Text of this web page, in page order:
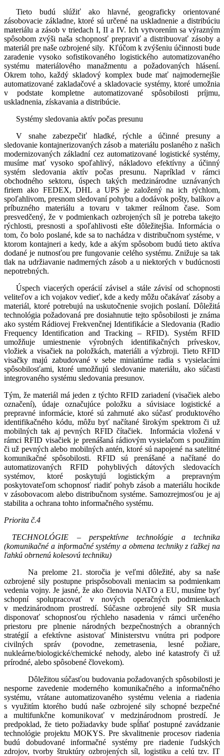
Tieto budú slúžiť ako hlavné, geograficky orientované
zásobovacie základne, ktoré sú určené na uskladnenie a distribúciu
materiálu a zásob v triedach I, II a IV. Ich vytvorením sa výrazným
spôsobom zvýši naša schopnosť prepraviť a distribuovať zásoby a
materiál pre naše ozbrojené sily. Kľúčom k zvýšeniu účinnosti bude
zaradenie vysoko sofistikovaného logistického automatizovaného
systému materiálového manažmentu a požadovaných hlásení.
Okrem toho, každý skladový komplex bude mať najmodernejšie
automatizované zakladačové a skladovacie systémy, ktoré umožnia
v podstate kompletne automatizované spôsobilosti príjmu,
uskladnenia, získavania a distribúcie.
Systémy sledovania aktív počas presunu
V snahe zabezpečiť hladké, rýchle a účinné presuny a
sledovanie kontajnerizovaných zásob a materiálu poslaného z našich
modernizovaných základní cez automatizované logistické systémy,
musíme mať vysoko spoľahlivý, nákladovo efektívny a účinný
systém sledovania aktív počas presunu. Napríklad v rámci
obchodného sektoru, úspech takých medzinárodne uznávaných
firiem ako FEDEX, DHL a UPS je založený na ich rýchlom,
spoľahlivom, presnom sledovaní pohybu a dodávok pošty, balíkov a
príbuzného materiálu a tovaru v takmer reálnom čase. Som
presvedčený, že v podmienkach ozbrojených síl je potreba takejto
rýchlosti, presnosti a spoľahlivosti ešte dôležitejšia. Informácia o
tom, čo bolo poslané, kde sa to nachádza v distribučnom systéme, v
ktorom kontajneri a kedy, kde a akým spôsobom budú tieto aktíva
dodané je nutnosťou pre fungovanie celého systému. Znižuje sa tak
tlak na udržiavanie nadmerných zásob a u niektorých v budúcnosti
nepotrebných.
Úspech viacerých operácií závisel a stále závisí od schopnosti
veliteľov a ich vojakov vedieť, kde a kedy môžu očakávať zásoby a
materiál, ktoré potrebujú na uskutočnenie svojich poslaní. Dôležitá
technológia požadovaná pre dosiahnutie tejto spôsobilosti je známa
ako systém Rádiovej Frekvenčnej Identifikácie a Sledovania (Radio
Frequency Identification and Tracking – RFID). Systém RFID
umožňuje umiestnenie výrobných identifikačných príveskov,
vložiek a visačiek na položkách, materiáli a výzbroji. Tieto RFID
visačky majú zabudované v sebe miniatúrne radia s vysielacími
spôsobilosťami, ktoré umožňujú sledovanie materiálu, ako súčasti
integrovaného systému sledovania presunov.
Tým, že materiál má jeden z týchto RFID zariadení (visačiek alebo
označení), údaje označujúce položku a súvisiace logistické a
prepravné informácie, ktoré sú zahrnuté ako súčasť produktového
identifikačného kódu, môžu byť načítané širokým spektrom či už
mobilných tak aj pevných RFID čítačiek. Informácia vložená v
rámci RFID visačiek je prenášaná rádiovým vysielačom s použitím
či už pevných alebo mobilných antén, ktoré sú napojené na satelitné
komunikačné spôsobilosti. RFID sú prenášané a načítané do
automatizovaných RFID pohyblivých dátových sledovacích
systémov, ktoré poskytujú logistickým a prepravným
poskytovateľom schopnosť riadiť pohyb zásob a materiálu hocikde
v zásobovacom alebo distribučnom systéme. Samozrejmosťou je aj
stabilita a ochrana tohto informačného systému.
Priorita č.4
TECHNOLÓGIE – perspektívne technológie a technika
(komunikačné a informačné systémy a obmena techniky z ťažkej na
ľahkú obrnenú kolesovú techniku)
Na prelome 21. storočia je veľmi dôležité, aby sa naše
ozbrojené sily postupne prispôsobovali meniacim sa podmienkam
vedenia vojny. Je jasné, že ako členovia NATO a EU, musíme byť
schopní spolupracovať v nových operačných podmienkach
v medzinárodnom prostredí. Súčasne ozbrojené sily SR musia
disponovať schopnosťou rýchleho nasadenia v rámci určeného
priestoru pre plnenie národných bezpečnostných a obranných
stratégií a efektívne asistovať Ministerstvu vnútra pri podpore
civilných správ (povodne, zemetrasenia, lesné požiare,
nukleárne/biologické/chemické nehody, alebo iné katastrofy či už
prírodné, alebo spôsobené človekom).
Dôležitou súčasťou budovania požadovaných spôsobilosti je
nesporne zavedenie moderného komunikačného a informačného
systému, vrátane automatizovaného systému velenia a riadenia
s využitím ktorého budú naše ozbrojené sily schopné bezpečné
a multifunkčne komunikovať v medzinárodnom prostredí. Je
predpoklad, že tieto požiadavky bude spĺňať postupné zavádzanie
technológie projektu MOKYS. Pre skvalitnenie procesov riadenia
budú dobudované informačné systémy pre riadenie ľudských
zdrojov, tvorby štruktúry ozbrojených síl, logistiku a celú tzv. IT